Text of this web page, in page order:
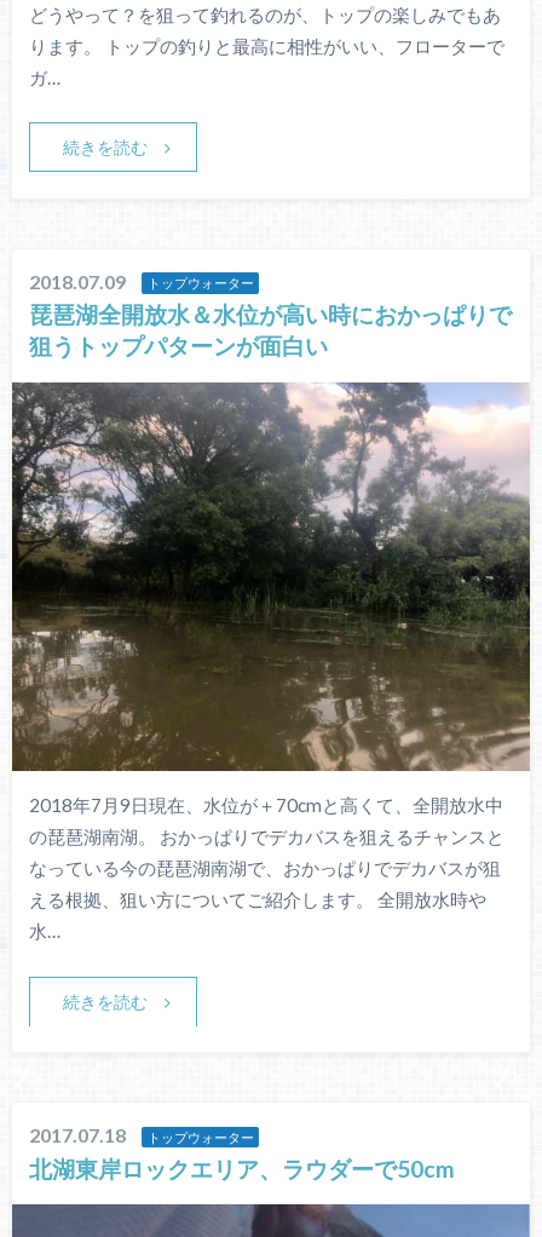
どうやって？を狙って釣れるのが、トップの楽しみでもあ
ります。 トップの釣りと最高に相性がいい、フローターで
ガ…
続きを読む
2018.07.09 トップウォーター
琵琶湖全開放水＆水位が高い時におかっぱりで
狙うトップパターンが面白い
2018年7月9日現在、水位が＋70cmと高くて、全開放水中
の琵琶湖南湖。 おかっぱりでデカバスを狙えるチャンスと
なっている今の琵琶湖南湖で、おかっぱりでデカバスが狙
える根拠、狙い方についてご紹介します。 全開放水時や
水…
続きを読む
2017.07.18 トップウォーター
北湖東岸ロックエリア、ラウダーで50cm